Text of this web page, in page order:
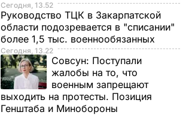
Сегодня, 13.52
Руководство ТЦК в Закарпатской
области подозревается в "списании"
более 1,5 тыс. военнообязанных
Сегодня, 13.22
Совсун: Поступали
жалобы на то, что
военным запрещают
выходить на протесты. Позиция
Генштаба и Минобороны